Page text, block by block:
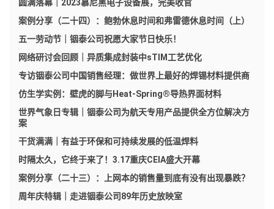
圆满落幕｜2023慕尼黑电子设备展，完美收官
案例分享（二十四）：鲍勃休息时间和弗雷德休息时间（上）
五一劳动节｜铟泰公司祝愿大家节日快乐！
网络研讨会回顾｜异质集成封装中sTIM工艺优化
专访铟泰公司中国销售经理：做世界上最好的焊锡材料提供商
仿生学实例：壁虎的脚与Heat-Spring®导热界面材料
世界气象日专辑｜铟泰公司为航天专用产品提供全方位解决方
案
干货满满｜有益于环保和可持续发展的低温焊料
时隔太久，它终于来了！3.17重庆CEIA盛大开幕
案例分享（二十三）：上网本的销售量到底有没有出现暴跌？
周年庆特辑｜走进铟泰公司89年历史放映室